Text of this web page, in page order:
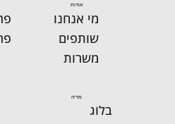
אודות
מי אנחנו
שותפים
משרות
מדיה
בלוג